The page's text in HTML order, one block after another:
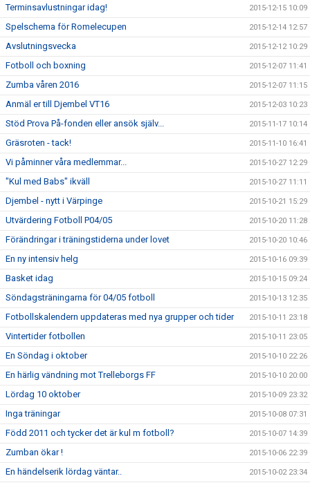
Terminsavlustningar idag! 2015-12-15 10:09
Spelschema för Romelecupen 2015-12-14 12:57
Avslutningsvecka 2015-12-12 10:29
Fotboll och boxning 2015-12-07 11:41
Zumba våren 2016 2015-12-07 11:15
Anmäl er till Djembel VT16 2015-12-03 10:23
Stöd Prova På-fonden eller ansök själv... 2015-11-17 10:14
Gräsroten - tack! 2015-11-10 16:41
Vi påminner våra medlemmar... 2015-10-27 12:29
"Kul med Babs" ikväll 2015-10-27 11:11
Djembel - nytt i Värpinge 2015-10-21 15:29
Utvärdering Fotboll P04/05 2015-10-20 11:28
Förändringar i träningstiderna under lovet 2015-10-20 10:46
En ny intensiv helg 2015-10-16 09:39
Basket idag 2015-10-15 09:24
Söndagsträningarna för 04/05 fotboll 2015-10-13 12:35
Fotbollskalendern uppdateras med nya grupper och tider 2015-10-11 23:18
Vintertider fotbollen 2015-10-11 23:05
En Söndag i oktober 2015-10-10 22:26
En härlig vändning mot Trelleborgs FF 2015-10-10 20:00
Lördag 10 oktober 2015-10-09 23:32
Inga träningar 2015-10-08 07:31
Född 2011 och tycker det är kul m fotboll? 2015-10-07 14:39
Zumban ökar ! 2015-10-06 22:39
En händelserik lördag väntar.. 2015-10-02 23:34